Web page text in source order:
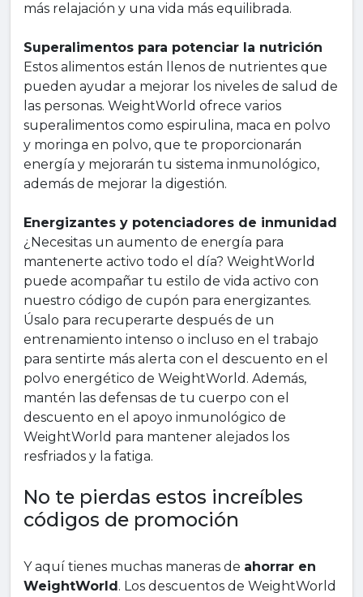
más relajación y una vida más equilibrada.
Superalimentos para potenciar la nutrición
Estos alimentos están llenos de nutrientes que
pueden ayudar a mejorar los niveles de salud de
las personas. WeightWorld ofrece varios
superalimentos como espirulina, maca en polvo
y moringa en polvo, que te proporcionarán
energía y mejorarán tu sistema inmunológico,
además de mejorar la digestión.
Energizantes y potenciadores de inmunidad
¿Necesitas un aumento de energía para
mantenerte activo todo el día? WeightWorld
puede acompañar tu estilo de vida activo con
nuestro código de cupón para energizantes.
Úsalo para recuperarte después de un
entrenamiento intenso o incluso en el trabajo
para sentirte más alerta con el descuento en el
polvo energético de WeightWorld. Además,
mantén las defensas de tu cuerpo con el
descuento en el apoyo inmunológico de
WeightWorld para mantener alejados los
resfriados y la fatiga.
No te pierdas estos increíbles
códigos de promoción
Y aquí tienes muchas maneras de ahorrar en
WeightWorld . Los descuentos de WeightWorld